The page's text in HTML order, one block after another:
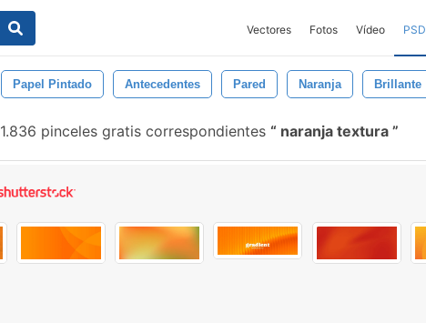
Vectores Fotos Vídeo PSD
Papel Pintado Antecedentes Pared Naranja Brillante
1.836 pinceles gratis correspondientes naranja textura